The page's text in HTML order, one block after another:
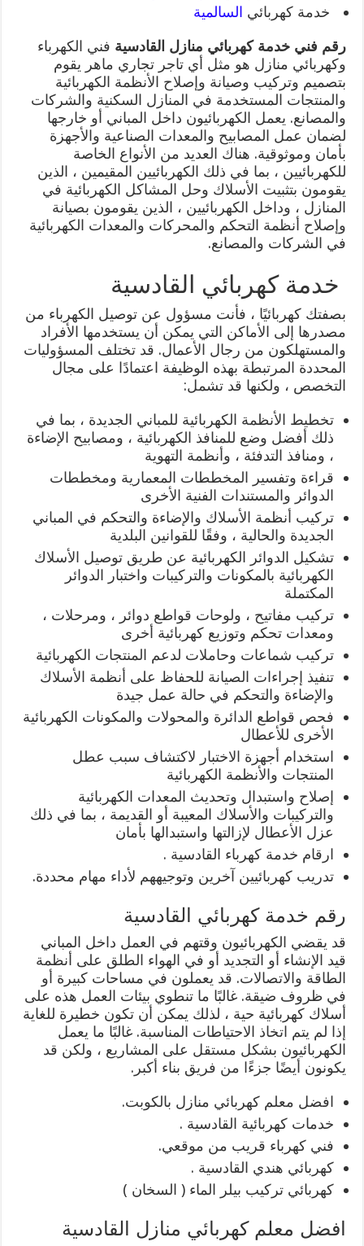
خدمة كهربائي السالمية
رقم فني خدمة كهربائي منازل القادسية فني الكهرباء
وكهربائي منازل هو مثل أي تاجر تجاري ماهر يقوم
بتصميم وتركيب وصيانة وإصلاح الأنظمة الكهربائية
والمنتجات المستخدمة في المنازل السكنية والشركات
والمصانع. يعمل الكهربائيون داخل المباني أو خارجها
لضمان عمل المصابيح والمعدات الصناعية والأجهزة
بأمان وموثوقية. هناك العديد من الأنواع الخاصة
للكهربائيين ، بما في ذلك الكهربائيين المقيمين ، الذين
يقومون بتثبيت الأسلاك وحل المشاكل الكهربائية في
المنازل ، وداخل الكهربائيين ، الذين يقومون بصيانة
وإصلاح أنظمة التحكم والمحركات والمعدات الكهربائية
في الشركات والمصانع.
خدمة كهربائي القادسية
بصفتك كهربائيًا ، فأنت مسؤول عن توصيل الكهرباء من
مصدرها إلى الأماكن التي يمكن أن يستخدمها الأفراد
والمستهلكون من رجال الأعمال. قد تختلف المسؤوليات
المحددة المرتبطة بهذه الوظيفة اعتمادًا على مجال
التخصص ، ولكنها قد تشمل:
تخطيط الأنظمة الكهربائية للمباني الجديدة ، بما في
ذلك أفضل وضع للمنافذ الكهربائية ، ومصابيح الإضاءة
، ومنافذ التدفئة ، وأنظمة التهوية
قراءة وتفسير المخططات المعمارية ومخططات
الدوائر والمستندات الفنية الأخرى
تركيب أنظمة الأسلاك والإضاءة والتحكم في المباني
الجديدة والحالية ، وفقًا للقوانين البلدية
تشكيل الدوائر الكهربائية عن طريق توصيل الأسلاك
الكهربائية بالمكونات والتركيبات واختبار الدوائر
المكتملة
تركيب مفاتيح ، ولوحات قواطع دوائر ، ومرحلات ،
ومعدات تحكم وتوزيع كهربائية أخرى
تركيب شماعات وحاملات لدعم المنتجات الكهربائية
تنفيذ إجراءات الصيانة للحفاظ على أنظمة الأسلاك
والإضاءة والتحكم في حالة عمل جيدة
فحص قواطع الدائرة والمحولات والمكونات الكهربائية
الأخرى للأعطال
استخدام أجهزة الاختبار لاكتشاف سبب عطل
المنتجات والأنظمة الكهربائية
إصلاح واستبدال وتحديث المعدات الكهربائية
والتركيبات والأسلاك المعيبة أو القديمة ، بما في ذلك
عزل الأعطال لإزالتها واستبدالها بأمان
ارقام خدمة كهرباء القادسية .
تدريب كهربائيين آخرين وتوجيههم لأداء مهام محددة.
رقم خدمة كهربائي القادسية
قد يقضي الكهربائيون وقتهم في العمل داخل المباني
قيد الإنشاء أو التجديد أو في الهواء الطلق على أنظمة
الطاقة والاتصالات. قد يعملون في مساحات كبيرة أو
في ظروف ضيقة. غالبًا ما تنطوي بيئات العمل هذه على
أسلاك كهربائية حية ، لذلك يمكن أن تكون خطيرة للغاية
إذا لم يتم اتخاذ الاحتياطات المناسبة. غالبًا ما يعمل
الكهربائيون بشكل مستقل على المشاريع ، ولكن قد
يكونون أيضًا جزءًا من فريق بناء أكبر.
افضل معلم كهربائي منازل بالكوبت.
خدمات كهربائية القادسية .
فني كهرباء قريب من موقعي.
كهربائي هندي القادسية .
كهربائي تركيب بيلر الماء ( السخان )
افضل معلم كهربائي منازل القادسية